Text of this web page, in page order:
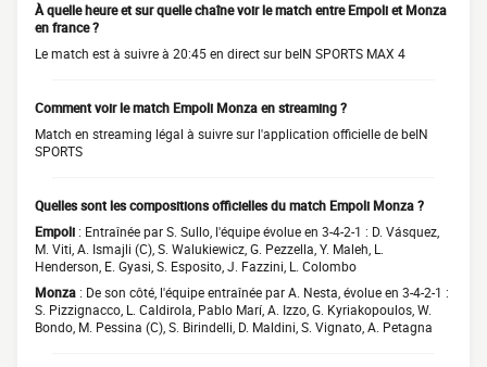
À quelle heure et sur quelle chaîne voir le match entre Empoli et Monza
en france ?
Le match est à suivre à 20:45 en direct sur beIN SPORTS MAX 4
Comment voir le match Empoli Monza en streaming ?
Match en streaming légal à suivre sur l'application officielle de beIN
SPORTS
Quelles sont les compositions officielles du match Empoli Monza ?
Empoli : Entraînée par S. Sullo, l'équipe évolue en 3-4-2-1 : D. Vásquez,
M. Viti, A. Ismajli (C), S. Walukiewicz, G. Pezzella, Y. Maleh, L.
Henderson, E. Gyasi, S. Esposito, J. Fazzini, L. Colombo
Monza : De son côté, l'équipe entraînée par A. Nesta, évolue en 3-4-2-1 :
S. Pizzignacco, L. Caldirola, Pablo Marí, A. Izzo, G. Kyriakopoulos, W.
Bondo, M. Pessina (C), S. Birindelli, D. Maldini, S. Vignato, A. Petagna